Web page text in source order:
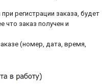
регистрации заказа, будет
заказ получен и
(номер, дата, время,